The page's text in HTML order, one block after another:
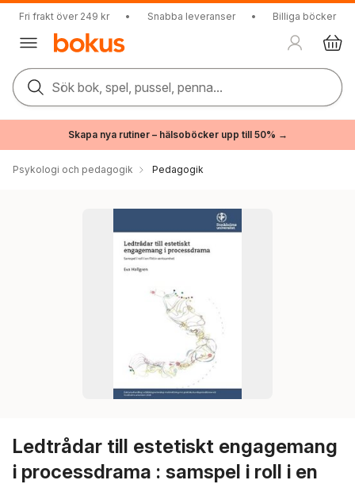
Fri frakt över 249 kr • Snabba leveranser • Billiga böcker
Sök bok, spel, pussel, penna...
Skapa nya rutiner – hälsoböcker upp till 50% →
Psykologi och pedagogik Pedagogik
Ledtrådar till estetiskt engagemang
i processdrama : samspel i roll i en